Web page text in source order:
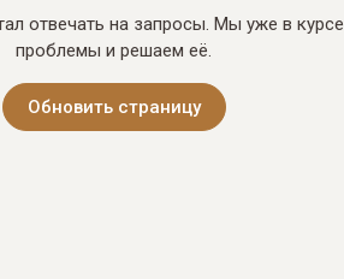
отвечать на запросы. Мы уже в курсе
проблемы и решаем её.
Обновить страницу